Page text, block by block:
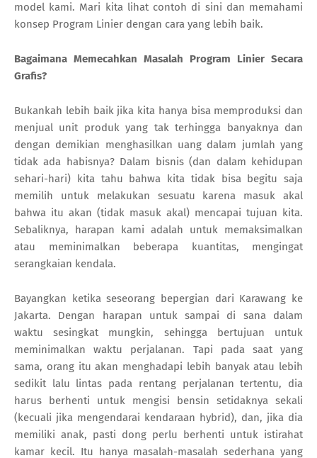
model kami. Mari kita lihat contoh di sini dan memahami
konsep Program Linier dengan cara yang lebih baik.
Bagaimana Memecahkan Masalah Program Linier Secara
Grafis?
Bukankah lebih baik jika kita hanya bisa memproduksi dan
menjual unit produk yang tak terhingga banyaknya dan
dengan demikian menghasilkan uang dalam jumlah yang
tidak ada habisnya? Dalam bisnis (dan dalam kehidupan
sehari-hari) kita tahu bahwa kita tidak bisa begitu saja
memilih untuk melakukan sesuatu karena masuk akal
bahwa itu akan (tidak masuk akal) mencapai tujuan kita.
Sebaliknya, harapan kami adalah untuk memaksimalkan
atau meminimalkan beberapa kuantitas, mengingat
serangkaian kendala.
Bayangkan ketika seseorang bepergian dari Karawang ke
Jakarta. Dengan harapan untuk sampai di sana dalam
waktu sesingkat mungkin, sehingga bertujuan untuk
meminimalkan waktu perjalanan. Tapi pada saat yang
sama, orang itu akan menghadapi lebih banyak atau lebih
sedikit lalu lintas pada rentang perjalanan tertentu, dia
harus berhenti untuk mengisi bensin setidaknya sekali
(kecuali jika mengendarai kendaraan hybrid), dan, jika dia
memiliki anak, pasti dong perlu berhenti untuk istirahat
kamar kecil. Itu hanya masalah-masalah sederhana yang